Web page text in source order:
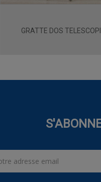
GRATTE DOS